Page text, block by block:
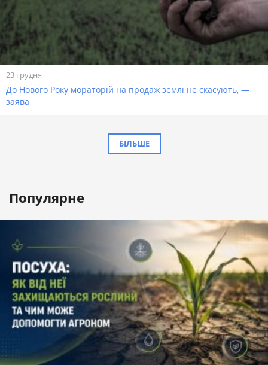
23 грудня
До Нового Року мораторій на продаж землі не скасують, —
заява
БІЛЬШЕ
Популярне